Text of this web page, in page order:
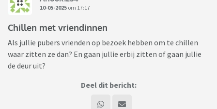
10-05-2025 om 17:17
Chillen met vriendinnen
Als jullie pubers vrienden op bezoek hebben om te chillen
waar zitten ze dan? En gaan jullie erbij zitten of gaan jullie
de deur uit?
Deel dit bericht: